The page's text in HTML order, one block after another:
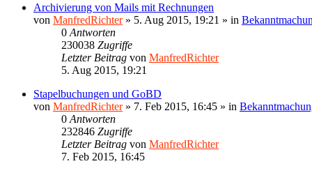
Archivierung von Mails mit Rechnungen
von ManfredRichter» 5. Aug 2015, 19:21 » in
0 Antworten
230038 Zugriffe
Letzter Beitrag von ManfredRichter
5. Aug 2015, 19:21
Stapelbuchungen und GoBD
von ManfredRichter» 7. Feb 2015, 16:45 » in
0 Antworten
232846 Zugriffe
Letzter Beitrag von ManfredRichter
7. Feb 2015, 16:45